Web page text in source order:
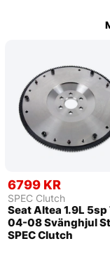
6799 KR
SPEC Clutch
Seat Altea 1.9L 5sp
04-08 Svänghjul
SPEC Clutch